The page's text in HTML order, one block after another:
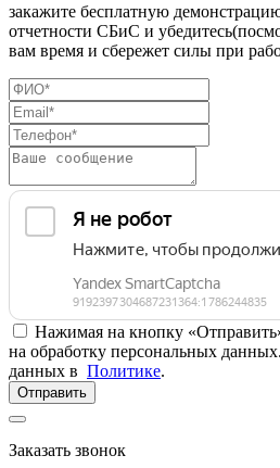
закажите бесплатную
отчетности СБиС и
вам время и сбережет силы при
Нажимая на кнопку
на обработку персональных
данных в Политике.
Отправить
Заказать звонок